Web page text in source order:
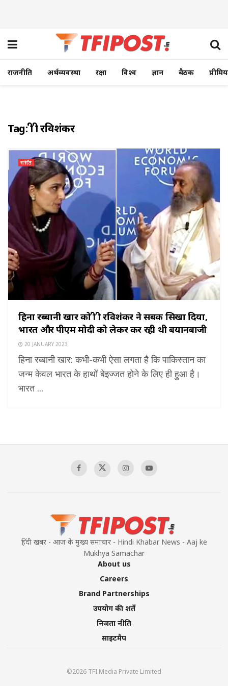
राजनीति अर्थव्यवस्था रक्षा विश्व ज्ञान बैठक
Tag:श्री श्री रविशंकर
चर्चित
हिना रब्बानी खार को श्री श्री रविशंकर ने सबक सिखा दिया,
भारत और पीएम मोदी को लेकर कर रही थी बयानबाजी
20 JANUARY 2023
हिना रब्बानी खार: कभी-कभी ऐसा लगता है कि पाकिस्तान का
जन्म केवल भारत के हाथों बेइज्जत होने के लिए ही हुआ है।
भारत ...
हिंदी खबर - आज के मुख्य समाचार - Hindi Khabar News - Aaj ke
Mukhya Samachar
About us
Careers
Brand Partnerships
उपयोग की शर्तें
निजता नीति
साइटमैप
©2026 TFI Media Private Limited